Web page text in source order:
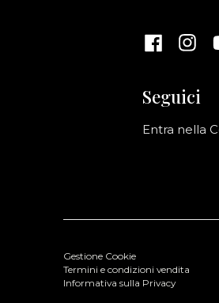
Seguici
Entra nella
Gestione Cookie
Termini e condizioni vendita
Informativa sulla Privacy